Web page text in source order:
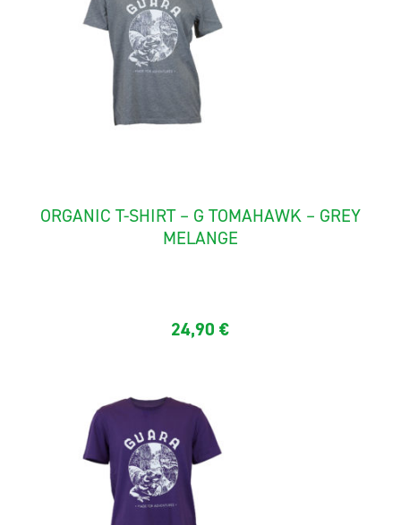
ORGANIC T-SHIRT – G TOMAHAWK – GREY
MELANGE
24,90€